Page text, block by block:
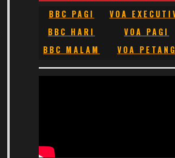
BBC PAGI
VOA
BBC HARI
VOA PAGI
BBC MALAM
VOA PETANG